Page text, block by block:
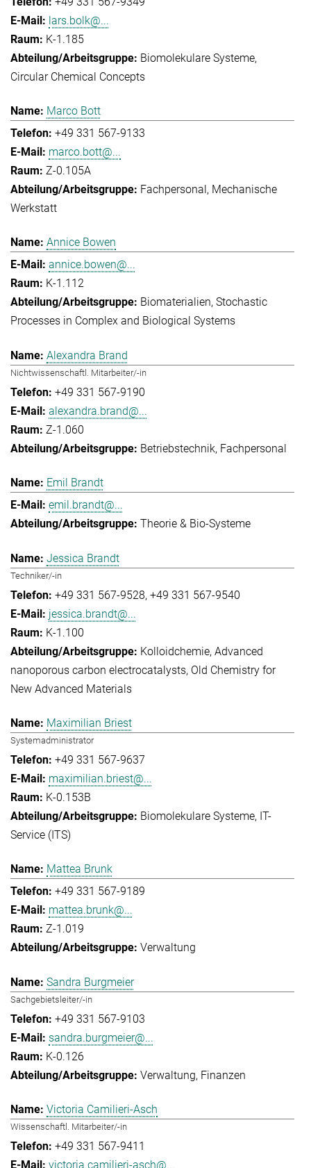
lars.bolk@...
K-1.185
Biomolekulare Systeme
Circular Chemical Concepts
Marco Bott
+49 331 567-9133
marco.bott@...
Z-0.105A
Fachpersonal Mechanische
Werkstatt
Annice Bowen
annice.bowen@...
K-1.112
Biomaterialien Stochastic
Processes in Complex and Biological Systems
Alexandra Brand
Nichtwissenschaftl. Mitarbeiter/-in
+49 331 567-9190
alexandra.brand@...
Z-1.060
Betriebstechnik Fachpersonal
Emil Brandt
emil.brandt@...
Theorie & Bio-Systeme
Jessica Brandt
Techniker/-in
+49 331 567-9528 +49 331 567-9540
jessica.brandt@...
K-1.100
Kolloidchemie Advanced
nanoporous carbon electrocatalysts Old Chemistry for
New Advanced Materials
Maximilian Briest
Systemadministrator
+49 331 567-9637
maximilian.briest@...
K-0.153B
Biomolekulare Systeme IT-
Service (ITS)
Mattea Brunk
+49 331 567-9189
mattea.brunk@...
Z-1.019
Verwaltung
Sandra Burgmeier
Sachgebietsleiter/-in
+49 331 567-9103
sandra.burgmeier@...
K-0.126
Verwaltung Finanzen
Victoria Camilieri-Asch
Wissenschaftl. Mitarbeiter/-in
+49 331 567-9411
victoria.camilieri-asch@...